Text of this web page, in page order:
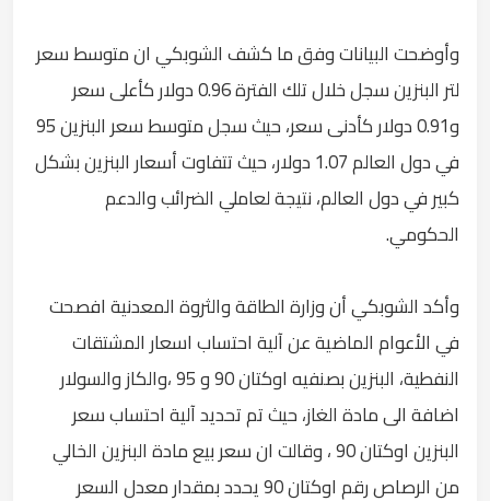
وأوضحت البيانات وفق ما كشف الشوبكي ان متوسط سعر
لتر البنزين سجل خلال تلك الفترة 0.96 دولار كأعلى سعر
و0.91 دولار كأدنى سعر، حيث سجل متوسط سعر البنزين 95
في دول العالم 1.07 دولار، حيث تتفاوت أسعار البنزين بشكل
كبير في دول العالم، نتيجة لعاملي الضرائب والدعم
الحكومي.
وأكد الشوبكي أن وزارة الطاقة والثروة المعدنية افصحت
في الأعوام الماضية عن آلية احتساب اسعار المشتقات
النفطية، البنزين بصنفيه اوكتان 90 و 95 ،والكاز والسولار
اضافة الى مادة الغاز، حيث تم تحديد آلية احتساب سعر
البنزين اوكتان 90 ، وقالت ان سعر بيع مادة البنزين الخالي
من الرصاص رقم اوكتان 90 يحدد بمقدار معدل السعر